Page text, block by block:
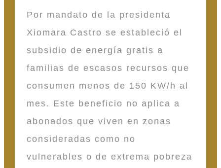
Por mandato de la presidenta
Xiomara Castro se estableció el
subsidio de energía gratis a
familias de escasos recursos que
consumen menos de 150 KW/h al
mes. Este beneficio no aplica a
abonados que viven en zonas
consideradas como no
vulnerables o de extrema pobreza